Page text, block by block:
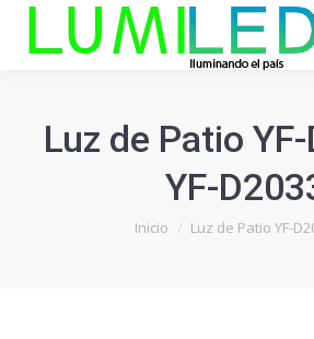
Luz de Patio
YF-
Estás aquí:
Inicio Luz de Patio YF-